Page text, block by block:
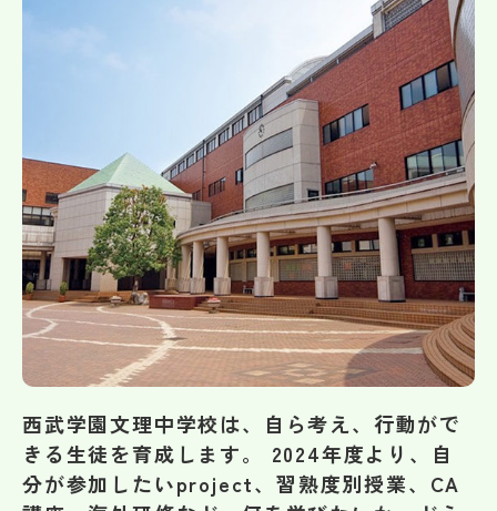
学校からのお知らせ
学校HP最新情報
特集
NettyLandかわら版
その他
西武学園文理中学校は、自ら考え、行動がで
きる生徒を育成します。 2024年度より、自
分が参加したいproject、習熟度別授業、CA